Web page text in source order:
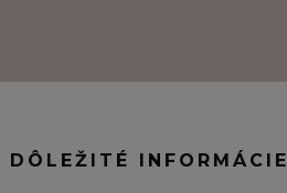
DÔLEŽITÉ INFORMÁCIE